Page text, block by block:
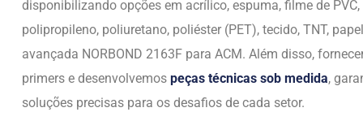
disponibilizando opções em acrílico, espuma, filme de PVC,
polipropileno, poliuretano, poliéster (PET), tecido, TNT,
avançada NORBOND 2163F para ACM. Além disso,
primers e desenvolvemos peças técnicas sob medida,
soluções precisas para os desafios de cada setor.